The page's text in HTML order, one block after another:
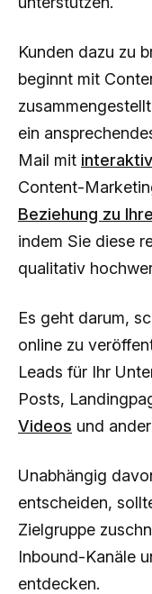
Kunden dazu zu
beginnt mit
ein
Mail mit
Content-
Beziehung zu
indem Sie diese
qualitativ
Es geht darum,
online zu
Leads für Ihr
Posts,
Videos und
Unabhängig
entscheiden,
Zielgruppe
Inbound-Kanäle
entdecken.